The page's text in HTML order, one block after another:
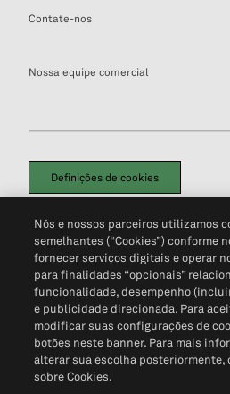
Contate-nos
Nossa equipe comercial
Definições de cookies
Política de PrivacidadePortal de
Não Venda Minhas Informações Pessoais
Nós e nossos parceiros utilizamos
semelhantes (“Cookies”) conforme
fornecer serviços digitais e operar
para finalidades “opcionais”
funcionalidade, desempenho
e publicidade direcionada. Para
modificar suas configurações de
botões neste banner. Para mais
alterar sua escolha posteriormente,
sobre Cookies.